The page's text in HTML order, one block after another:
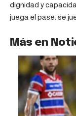
dignidad y
juega el pase: se
Más en